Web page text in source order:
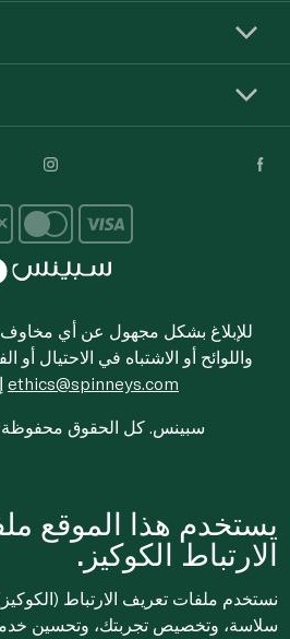
للإبلاغ بشكل مجهول عن أي مخاوف
واللوائح أو الاشتباه في الاحتيال
ethics@spinneys.com
© 2020-2026 سبينس. كل الحقوق محفوظة
يستخدم هذا الموقع
الارتباط الكوكيز.
نستخدم ملفات تعريف الارتباط
سلاسة، وتخصيص تجربتك، وتحسين